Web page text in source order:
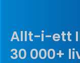
Allt-i-ett
30 000+